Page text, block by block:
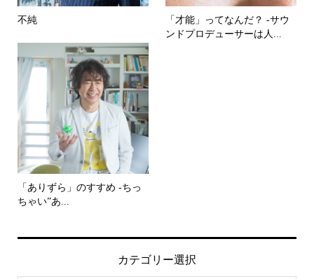
不純
「才能」ってなんだ？ -サウ
ンドプロデューサーは人...
「ありずら」のすすめ -ちっ
ちゃい”あ...
カテゴリー選択